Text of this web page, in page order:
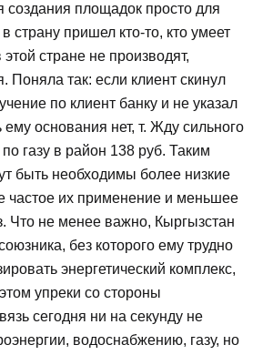
создания площадок просто для
страну пришел кто-то, кто умеет
этой стране не производят,
Поняла так: если клиент скинул
по клиент банку и не указал
ему основания нет, т. Жду сильного
газу в район 138 руб. Таким
быть необходимы более низкие
частое их применение и меньшее
Что не менее важно, Кыргызстан
без которого ему трудно
энергетический комплекс,
упреки со стороны
сегодня ни на секунду не
водоснабжению, газу, но